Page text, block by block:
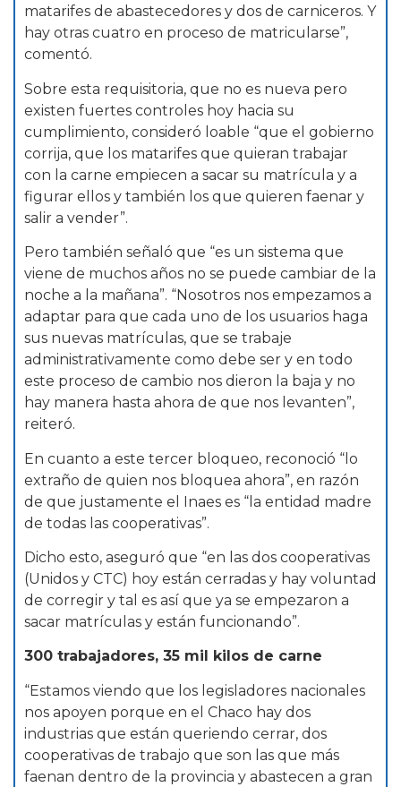
matarifes de abastecedores y dos de carniceros. Y
hay otras cuatro en proceso de matricularse”,
comentó.
Sobre esta requisitoria, que no es nueva pero
existen fuertes controles hoy hacia su
cumplimiento, consideró loable “que el gobierno
corrija, que los matarifes que quieran trabajar
con la carne empiecen a sacar su matrícula y a
figurar ellos y también los que quieren faenar y
salir a vender”.
Pero también señaló que “es un sistema que
viene de muchos años no se puede cambiar de la
noche a la mañana”. “Nosotros nos empezamos a
adaptar para que cada uno de los usuarios haga
sus nuevas matrículas, que se trabaje
administrativamente como debe ser y en todo
este proceso de cambio nos dieron la baja y no
hay manera hasta ahora de que nos levanten”,
reiteró.
En cuanto a este tercer bloqueo, reconoció “lo
extraño de quien nos bloquea ahora”, en razón
de que justamente el Inaes es “la entidad madre
de todas las cooperativas”.
Dicho esto, aseguró que “en las dos cooperativas
(Unidos y CTC) hoy están cerradas y hay voluntad
de corregir y tal es así que ya se empezaron a
sacar matrículas y están funcionando”.
300 trabajadores, 35 mil kilos de carne
“Estamos viendo que los legisladores nacionales
nos apoyen porque en el Chaco hay dos
industrias que están queriendo cerrar, dos
cooperativas de trabajo que son las que más
faenan dentro de la provincia y abastecen a gran